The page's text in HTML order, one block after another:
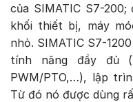
của SIMATIC S7-
khối thiết bị, máy
nhỏ. SIMATIC S7-
tính năng đầy đủ
PWM/PTO,…), lập
Từ đó nó được dùng